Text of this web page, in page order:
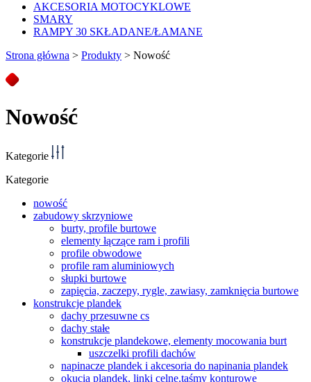
AKCESORIA MOTOCYKLOWE
SMARY
RAMPY 30 SKŁADANE/ŁAMANE
Strona główna > Produkty > Nowość
Nowość
Kategorie
Kategorie
nowość
zabudowy skrzyniowe
burty, profile burtowe
elementy łączące ram i profili
profile obwodowe
profile ram aluminiowych
słupki burtowe
zapięcia, zaczepy, rygle, zawiasy, zamknięcia burtowe
konstrukcje plandek
dachy przesuwne cs
dachy stałe
konstrukcje plandekowe, elementy mocowania burt
uszczelki profili dachów
napinacze plandek i akcesoria do napinania plandek
okucia plandek, linki celne,taśmy konturowe